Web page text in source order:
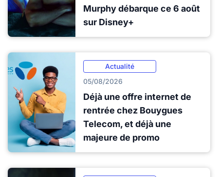
Murphy débarque ce 6 août
sur Disney+
Actualité
05/08/2026
Déjà une offre internet de
rentrée chez Bouygues
Telecom, et déjà une
majeure de promo